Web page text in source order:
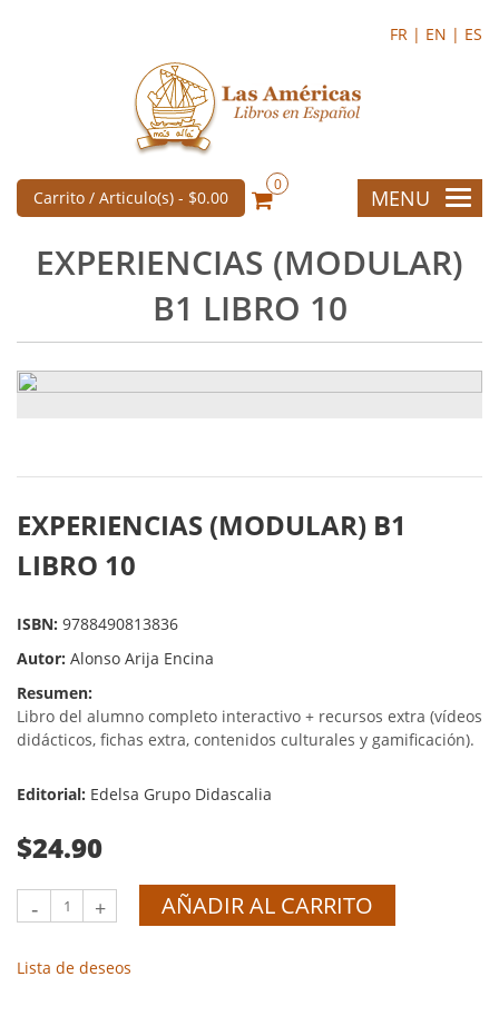
FR | EN | ES
Carrito / Articulo(s) - $0.00
0
MENU
EXPERIENCIAS (MODULAR)
B1 LIBRO 10
EXPERIENCIAS (MODULAR) B1
LIBRO 10
ISBN: 9788490813836
Autor: Alonso Arija Encina
Resumen:
Libro del alumno completo interactivo + recursos extra (vídeos
didácticos, fichas extra, contenidos culturales y gamificación).
Editorial: Edelsa Grupo Didascalia
$24.90
- + AÑADIR AL CARRITO
Lista de deseos